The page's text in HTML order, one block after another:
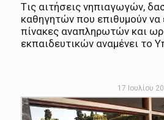
Tις αιτήσεις νηπιαγωγών,
καθηγητών που επιθυμούν να
πίνακες αναπληρωτών και
εκπαιδευτικών αναμένει το
17 Ιουλίου